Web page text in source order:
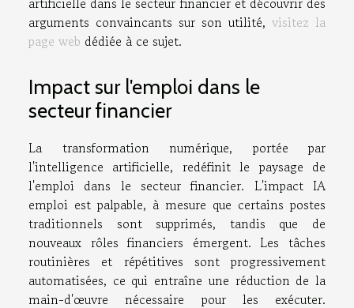
arguments convaincants sur son utilité, visitez la
page web dédiée à ce sujet.
Impact sur l'emploi dans le
secteur financier
La transformation numérique, portée par
l'intelligence artificielle, redéfinit le paysage de
l'emploi dans le secteur financier. L'impact IA
emploi est palpable, à mesure que certains postes
traditionnels sont supprimés, tandis que de
nouveaux rôles financiers émergent. Les tâches
routinières et répétitives sont progressivement
automatisées, ce qui entraîne une réduction de la
main-d'œuvre nécessaire pour les exécuter.